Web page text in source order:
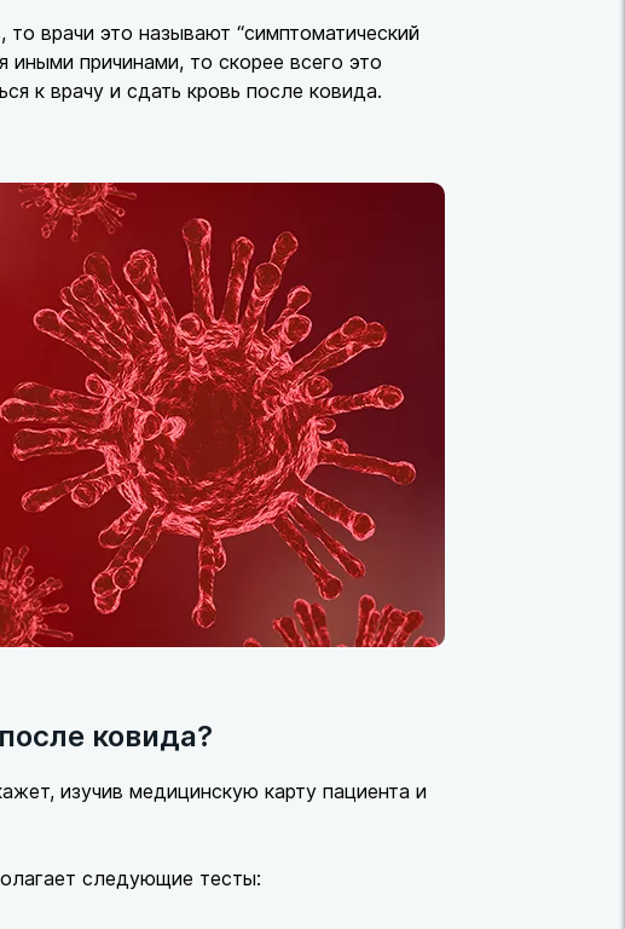
врачи это называют “симптоматический
причинами, то скорее всего это
к врачу и сдать кровь после ковида.
ковида?
изучив медицинскую карту пациента и
следующие тесты: